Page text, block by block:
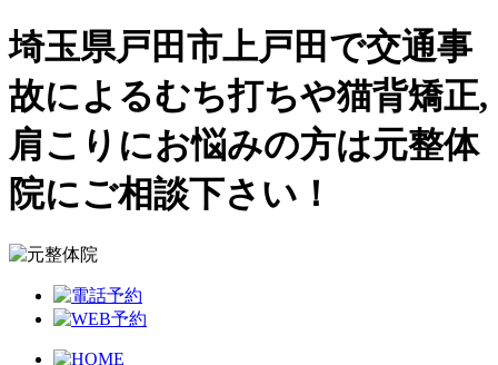
埼玉県戸田市上戸田で交通事
故によるむち打ちや猫背矯正,
肩こりにお悩みの方は元整体
院にご相談下さい！